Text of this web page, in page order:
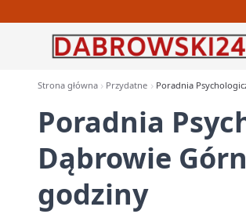
Strona główna Przydatne Poradnia
Poradnia
Dąbrowie
godziny